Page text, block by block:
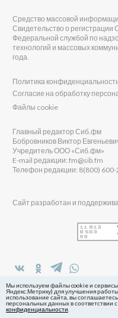
в Яндекс.Дзен
Средство массовой
Свидетельство о
Федеральной службой по
технологий и массовых
года.
Политика
Согласие на обработку
Файлы cookie
Главный редактор Сиб.фм
Бобровников Виктор
Учредитель ООО «Сиб.фм»
E-mail редакции: fm@sib.fm
Телефон редакции: 8(800) 600-
Сайт разработан и
Мы используем файлы cookie и
Яндекс.Метрику) для улучшения
использование сайта, вы
персональных данных в соответствии с
конфиденциальности